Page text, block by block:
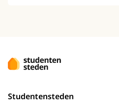
Studentensteden